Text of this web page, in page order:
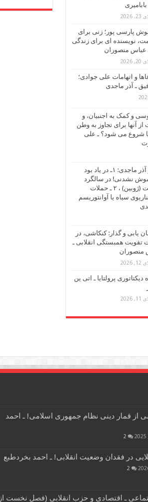
پارسی پور؛ زنی برای
نویسنده ای برای زندگی
ـ عباس منصوران
و اتهامات علی جوادی؛
ـ آذر ماجدی
و کمک به اجنبیان، و
آنها برای تجاوز به وطن
شروع می شود؟ ـ علی
دو مطلب از آذر ماجدی: ۱ـ در یاد بود
نشدنی! در سالگرد
منصور حکمت (ژوبین) ، ۲ ـ حملات
سیاه یا آوانتوریسم
یابی و گذار: کنکاشی، در
تقویت همبستگی انقلابی ـ
منصوران
دیکتاتوری پرولتایا ـ اتی ین
از قمار دینی نظام جمهوری اسلامی! ـ احمد
2
در فقدان وضعیت انقلابی! ـ احمد بخردطبع
2
ـ اقتصادی و حزب انقلابی (فصل نخست از